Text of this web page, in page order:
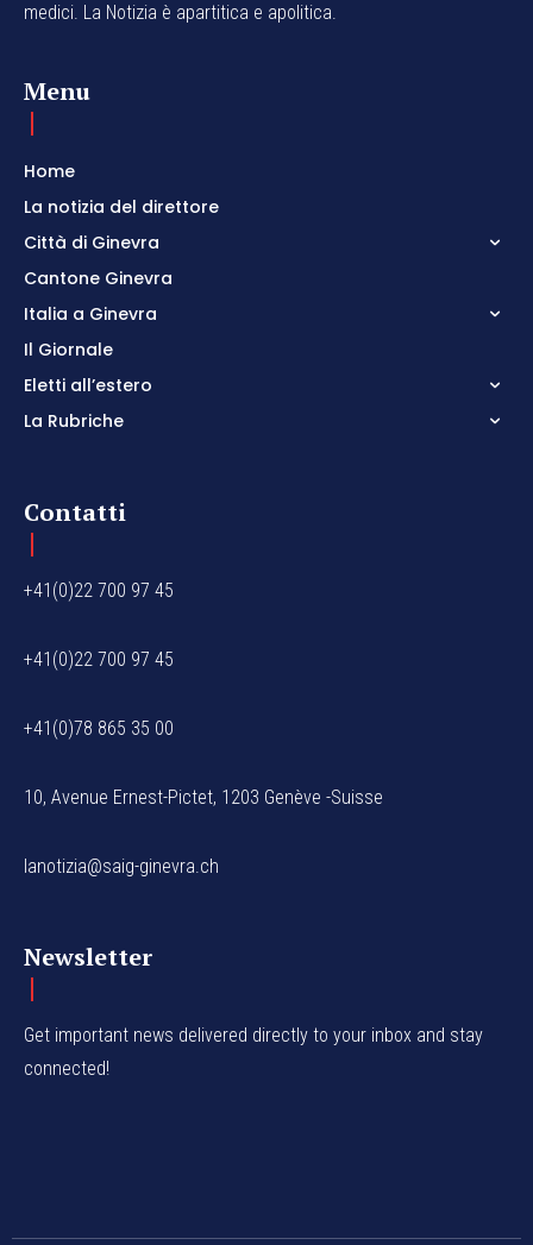
medici. La Notizia è apartitica e apolitica.
Menu
Home
La notizia del direttore
Città di Ginevra
Cantone Ginevra
Italia a Ginevra
Il Giornale
Eletti all’estero
La Rubriche
Contatti
+41(0)22 700 97 45
+41(0)22 700 97 45
+41(0)78 865 35 00
10, Avenue Ernest-Pictet, 1203 Genève -Suisse
lanotizia@saig-ginevra.ch
Newsletter
Get important news delivered directly to your inbox and stay
connected!